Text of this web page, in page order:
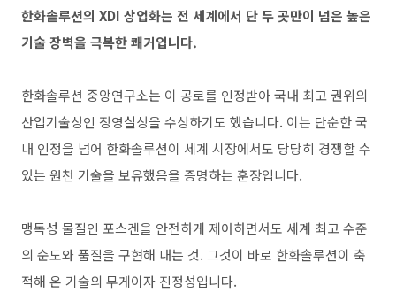
한화솔루션의 XDI 상업화는 전 세계에서 단 두 곳만이 넘은 높은
기술 장벽을 극복한 쾌거입니다.
한화솔루션 중앙연구소는 이 공로를 인정받아 국내 최고 권위의
산업기술상인 장영실상을 수상하기도 했습니다. 이는 단순한 국
내 인정을 넘어 한화솔루션이 세계 시장에서도 당당히 경쟁할 수
있는 원천 기술을 보유했음을 증명하는 훈장입니다.
맹독성 물질인 포스겐을 안전하게 제어하면서도 세계 최고 수준
의 순도와 품질을 구현해 내는 것. 그것이 바로 한화솔루션이 축
적해 온 기술의 무게이자 진정성입니다.